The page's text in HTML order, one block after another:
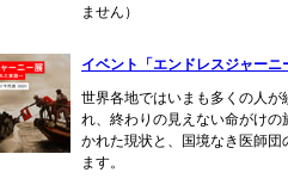
ません）
イベント「エンドレスジャー
世界各地ではいまも多くの人
れ、終わりの見えない命がけ
かれた現状と、国境なき医師
ます。